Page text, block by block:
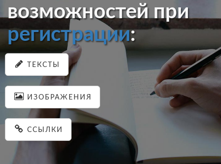
возможностей при
регистрации:
ТЕКСТЫ
ИЗОБРАЖЕНИЯ
ССЫЛКИ